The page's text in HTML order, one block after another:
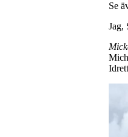
Se
Jag,